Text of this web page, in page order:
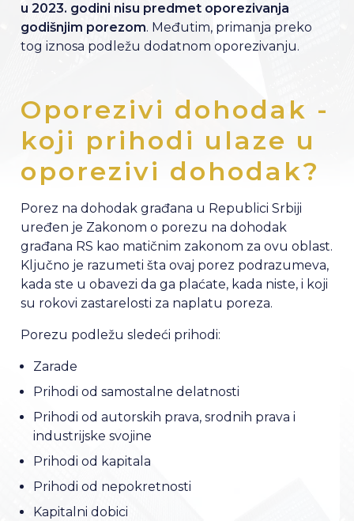
u 2023. godini nisu predmet oporezivanja
godišnjim porezom. Međutim, primanja preko
tog iznosa podležu dodatnom oporezivanju.
Oporezivi dohodak -
koji prihodi ulaze u
oporezivi dohodak?
Porez na dohodak građana u Republici Srbiji
uređen je Zakonom o porezu na dohodak
građana RS kao matičnim zakonom za ovu oblast.
Ključno je razumeti šta ovaj porez podrazumeva,
kada ste u obavezi da ga plaćate, kada niste, i koji
su rokovi zastarelosti za naplatu poreza.
Porezu podležu sledeći prihodi:
Zarade
Prihodi od samostalne delatnosti
Prihodi od autorskih prava, srodnih prava i
industrijske svojine
Prihodi od kapitala
Prihodi od nepokretnosti
Kapitalni dobici